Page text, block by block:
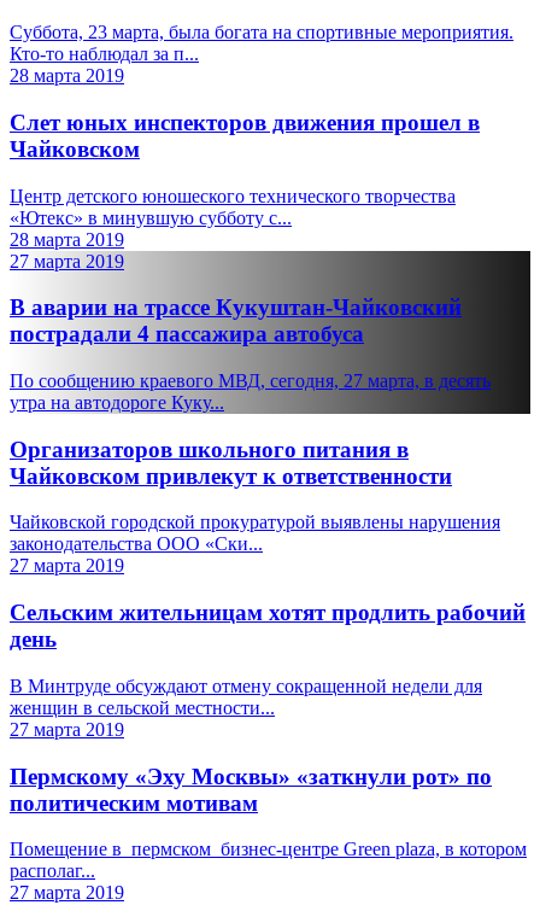
Суббота, 23 марта, была богата на спортивные мероприятия.
Кто-то наблюдал за п...
28 марта 2019
Слет юных инспекторов движения прошел в
Чайковском
Центр детского юношеского технического творчества
«Ютекс» в минувшую субботу с...
28 марта 2019
27 марта 2019
В аварии на трассе Кукуштан-Чайковский
пострадали 4 пассажира автобуса
По сообщению краевого МВД, сегодня, 27 марта, в десять
утра на автодороге Куку...
Организаторов школьного питания в
Чайковском привлекут к ответственности
Чайковской городской прокуратурой выявлены нарушения
законодательства ООО «Ски...
27 марта 2019
Сельским жительницам хотят продлить рабочий
день
В Минтруде обсуждают отмену сокращенной недели для
женщин в сельской местности...
27 марта 2019
Пермскому «Эху Москвы» «заткнули рот» по
политическим мотивам
Помещение в пермском бизнес-центре Green plaza, в котором
располаг...
27 марта 2019